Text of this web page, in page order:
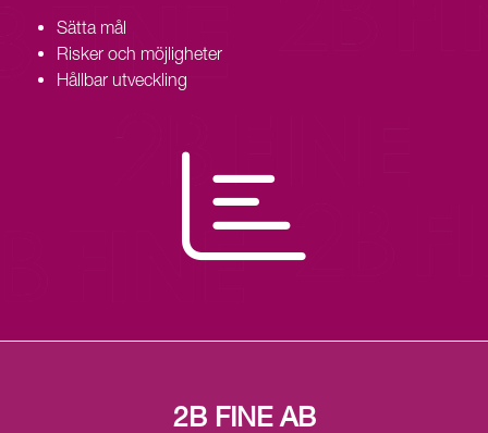
Sätta mål
Risker och möjligheter
Hållbar utveckling
2B FINE AB